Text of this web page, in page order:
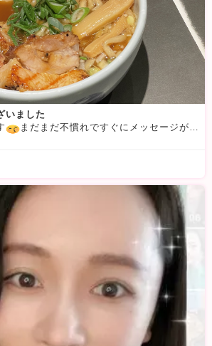
いました
まだまだ不慣れですぐにメッセージが返せなかったり、チャット中いきなり落ちちゃったりごめんなさい